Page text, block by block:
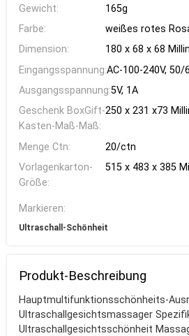
Gewicht:
165g
Farbe:
weißes rotes
Dimension:
180 x 68 x 68
Eingangsspannung:AC-100-240V, 50/
Ausgangsspannung:5V, 1A
Geschenk BoxGift-
Kasten-Maß-Maß:
250 x 231 x73
Menge Ctn:
20/ctn
Vorlagenkarton-
Größe:
515 x 483 x 385
Markieren:
Ultraschall-Schönheit
Produkt-Beschreibung
Hauptmultifunktionsschönheits-
Ultraschallgesichtsmassager
Ultraschallgesichtsschönheit